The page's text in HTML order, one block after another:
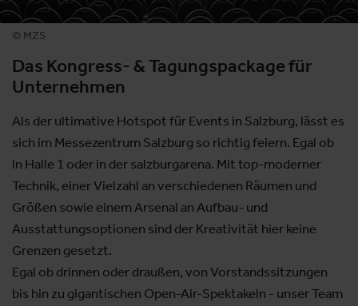
© MZS
Das Kongress- & Tagungspackage für
Unternehmen
Als der ultimative Hotspot für Events in Salzburg, lässt es
sich im Messezentrum Salzburg so richtig feiern. Egal ob
in Halle 1 oder in der salzburgarena. Mit top-moderner
Technik, einer Vielzahl an verschiedenen Räumen und
Größen sowie einem Arsenal an Aufbau- und
Ausstattungsoptionen sind der Kreativität hier keine
Grenzen gesetzt.
Egal ob drinnen oder draußen, von Vorstandssitzungen
bis hin zu gigantischen Open-Air-Spektakeln - unser Team